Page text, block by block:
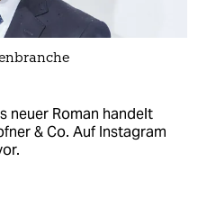
neuer Roman handelt
& Co. Auf Instagram